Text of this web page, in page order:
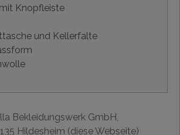
Knopfleiste
und Kellerfalte
Bekleidungswerk GmbH,
Hildesheim (diese Webseite)